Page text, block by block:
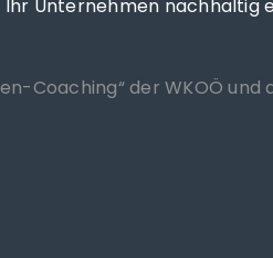
Unternehmen nachhaltig
Coaching“ der WKOÖ und